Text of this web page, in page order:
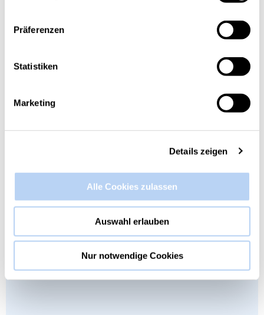
Präferenzen
Statistiken
Marketing
Details zeigen
Alle Cookies zulassen
Auswahl erlauben
Nur notwendige Cookies